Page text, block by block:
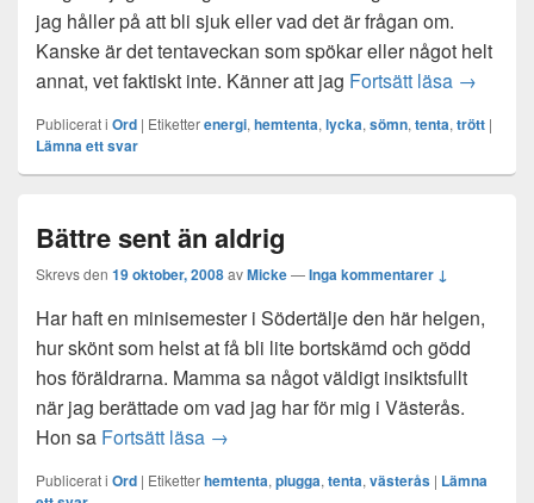
jag håller på att bli sjuk eller vad det är frågan om.
Kanske är det tentaveckan som spökar eller något helt
annat, vet faktiskt inte. Känner att jag Fortsätt läsa →
Publicerat i Ord | Etiketterenergi, hemtenta, lycka, sömn, tenta, trött |
Lämna ett svar
Bättre sent än aldrig
Skrevs den 19 oktober, 2008avMicke—Inga kommentarer ↓
Har haft en minisemester i Södertälje den här helgen,
hur skönt som helst at få bli lite bortskämd och gödd
hos föräldrarna. Mamma sa något väldigt insiktsfullt
när jag berättade om vad jag har för mig i Västerås.
Hon sa Fortsätt läsa Bättre sent än aldrig
→
Publicerat i Ord | Etiketterhemtenta, plugga, tenta, västerås | Lämna